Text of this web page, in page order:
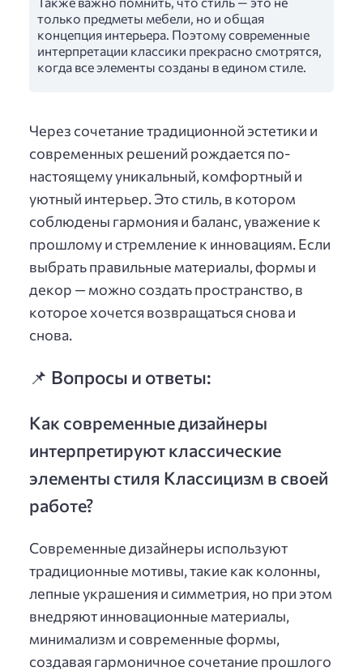
только предметы мебели, но и общая
концепция интерьера. Поэтому современные
интерпретации классики прекрасно смотрятся,
когда все элементы созданы в едином стиле.
Через сочетание традиционной эстетики и
современных решений рождается по-
настоящему уникальный, комфортный и
уютный интерьер. Это стиль, в котором
соблюдены гармония и баланс, уважение к
прошлому и стремление к инновациям. Если
выбрать правильные материалы, формы и
декор — можно создать пространство, в
которое хочется возвращаться снова и
снова.
📌 Вопросы и ответы:
Как современные дизайнеры
интерпретируют классические
элементы стиля Классицизм в своей
работе?
Современные дизайнеры используют
традиционные мотивы, такие как колонны,
лепные украшения и симметрия, но при этом
внедряют инновационные материалы,
минимализм и современные формы,
создавая гармоничное сочетание прошлого